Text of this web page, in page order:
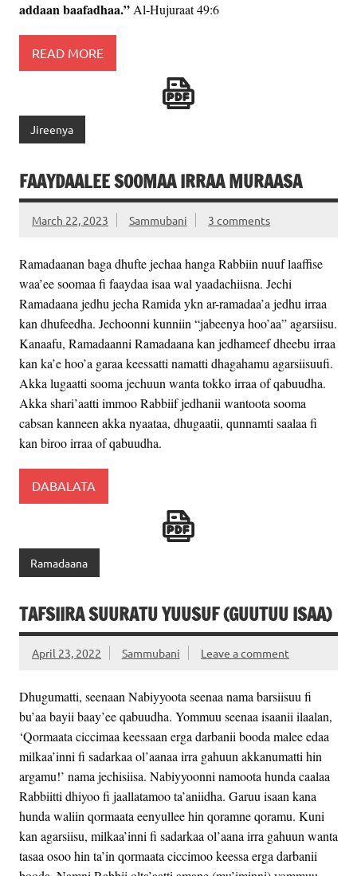
addaan baafadhaa.”Al-Hujuraat 49:6
READ MORE
Jireenya
FAAYDAALEE SOOMAA IRRAA MURAASA
March 22, 2023 Sammubani 3 comments
Ramadaanan baga dhufte jechaa hanga Rabbiin nuuf laaffise
waa’ee soomaa fi faaydaa isaa wal yaadachiisna. Jechi
Ramadaana jedhu jecha Ramida ykn ar-ramadaa’a jedhu irraa
kan dhufeedha. Jechoonni kunniin “jabeenya hoo’aa” agarsiisu.
Kanaafu, Ramadaanni Ramadaana kan jedhameef dheebu irraa
kan ka’e hoo’a garaa keessatti namatti dhagahamu agarsiisuufi.
Akka lugaatti sooma jechuun wanta tokko irraa of qabuudha.
Akka shari’aatti immoo Rabbiif jedhanii wantoota sooma
cabsan kanneen akka nyaataa, dhugaatii, qunnamti saalaa fi
kan biroo irraa of qabuudha.
DABALATA
Ramadaana
TAFSIIRA SUURATU YUUSUF (GUUTUU ISAA)
April 23, 2022 Sammubani Leave a comment
Dhugumatti, seenaan Nabiyyoota seenaa nama barsiisuu fi
bu’aa bayii baay’ee qabuudha. Yommuu seenaa isaanii ilaalan,
‘Qormaata ciccimaa keessaan erga darbanii booda malee edaa
milkaa’inni fi sadarkaa ol’aanaa irra gahuun akkanumatti hin
argamu!’ nama jechisiisa. Nabiyyoonni namoota hunda caalaa
Rabbiitti dhiyoo fi jaallatamoo ta’aniidha. Garuu isaan kana
hunda waliin qormaata eenyullee hin qoramne qoramu. Kuni
kan agarsiisu, milkaa’inni fi sadarkaa ol’aana irra gahuun wanta
tasaa osoo hin ta’in qormaata ciccimoo keessa erga darbanii